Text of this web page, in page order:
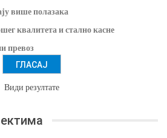
више полазака
квалитета и стално касне
превоз
Види резултате